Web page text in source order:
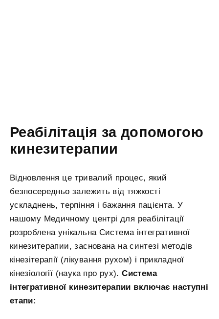
Реабілітація за допомогою
кинезитерапии
Відновлення це тривалий процес, який
безпосередньо залежить від тяжкості
ускладнень, терпіння і бажання пацієнта. У
нашому Медичному центрі для реабілітації
розроблена унікальна Система інтегративної
кинезитерапии, заснована на синтезі методів
кінезітерапії (лікування рухом) і прикладної
кінезіології (наука про рух).Система
інтегративної кинезитерапии включає наступні
етапи: